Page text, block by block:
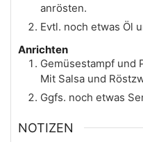
anrösten.
Evtl. noch etwas Öl
Anrichten
Gemüsestampf und
Mit Salsa und
Ggfs. noch etwas
NOTIZEN